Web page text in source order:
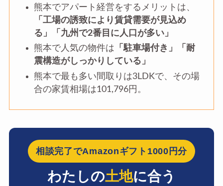
熊本でアパート経営をするメリットは、
「工場の誘致により賃貸需要が見込め
る」「九州で2番目に人口が多い」
熊本で人気の物件は 「駐車場付き」「耐
震構造がしっかりしている」
熊本で最も多い間取りは3LDKで、その場
合の家賃相場は101,796円。
相談完了でAmazonギフト1000円分
わたしの土地に合う